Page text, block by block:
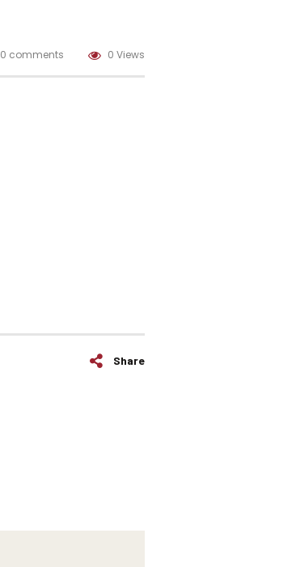
0 comments 0 Views
Share